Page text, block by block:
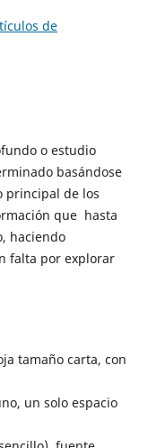
de
o estudio
basándose
principal de los
que hasta
haciendo
falta por explorar
tamaño carta, con
un solo espacio